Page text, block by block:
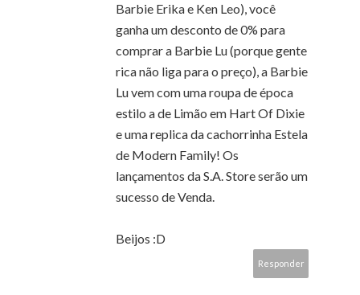
Barbie Erika e Ken Leo), você
ganha um desconto de 0% para
comprar a Barbie Lu (porque gente
rica não liga para o preço), a Barbie
Lu vem com uma roupa de época
estilo a de Limão em Hart Of Dixie
e uma replica da cachorrinha Estela
de Modern Family! Os
lançamentos da S.A. Store serão um
sucesso de Venda.
Beijos :D
Responder